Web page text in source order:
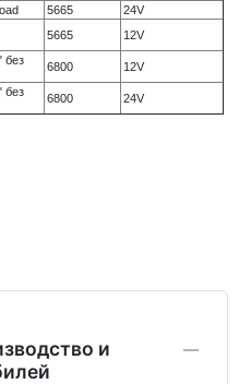
5665
24V
5665
12V
без
6800
12V
без
6800 24V
и